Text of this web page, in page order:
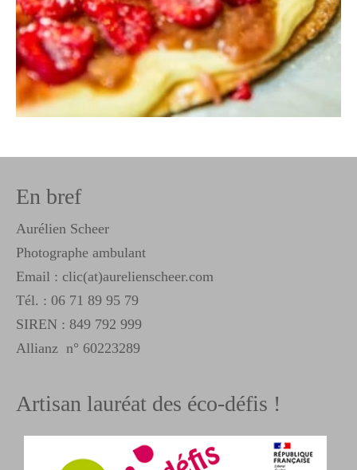
En bref
Aurélien Scheer
Photographe ambulant
Email : clic(at)aurelienscheer.com
Tél. : 06 71 89 95 79
SIREN : 849 792 999
Allianz n° 60223289
Artisan lauréat des éco-défis !